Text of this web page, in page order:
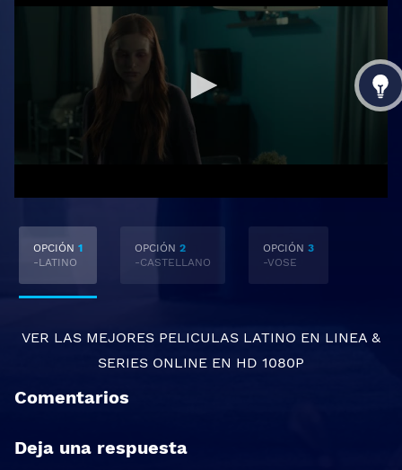
OPCIÓN 1
-LATINO
OPCIÓN 2
-CASTELLANO
OPCIÓN 3
-VOSE
VER LAS MEJORES PELICULAS LATINO EN LINEA &
SERIES ONLINE EN HD 1080P
Comentarios
Deja una respuesta